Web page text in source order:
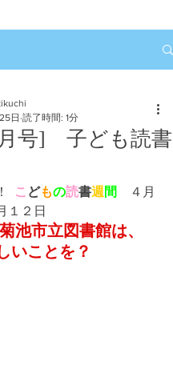
月号] 子ども読書
日 読了時間: 1分
こ どもの読書週間
４月
１２日
いことを？